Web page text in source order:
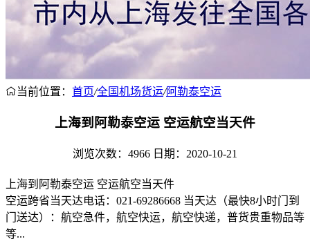
当前位置： 首页/全国机场货运/阿勒泰空运
上海到阿勒泰空运 空运航空当天件
浏览次数：4966 日期：2020-10-21
上海到阿勒泰空运 空运航空当天件
空运跨省当天达电话：021-69286668 当天达（最快8小时门到
门送达）：航空急件，航空快运，航空快递，普货贵重物品等
等...